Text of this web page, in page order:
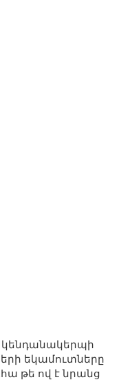
կենդանակերպի
եկամուտները
թե ով է նրանց